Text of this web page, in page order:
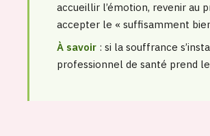
accueillir l’émotion, revenir au
accepter le « suffisamment
À savoir : si la souffrance
professionnel de santé prend